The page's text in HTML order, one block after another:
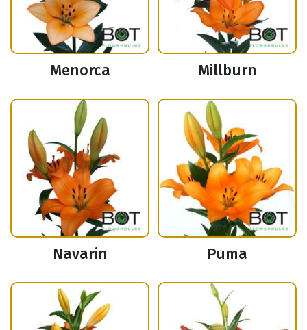
Menorca Millburn
Navarin Puma